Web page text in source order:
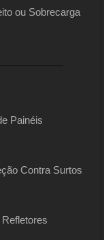
ou Sobrecarga
Painéis
Contra Surtos